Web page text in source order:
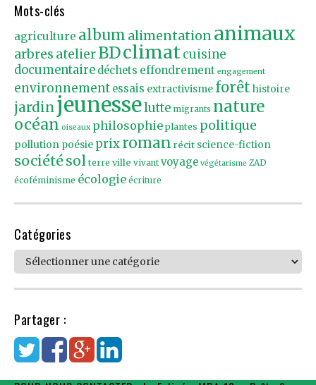
Mots-clés
agriculture album alimentationanimaux
arbres atelierBDclimatcuisine
documentaire déchets effondrement engagement
environnement essais extractivisme forêthistoire
jardin jeunesselutte migrants nature
océan oiseaux philosophie plantes politique
pollution poésie prixroman récit science-fiction
sociétésol terre ville vivant voyage végétarisme ZAD
écoféminisme écologie écriture
Catégories
Catégories
Partager :